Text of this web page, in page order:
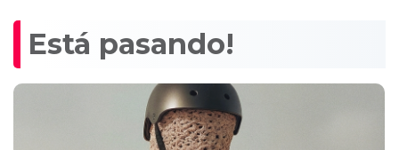
Está pasando!